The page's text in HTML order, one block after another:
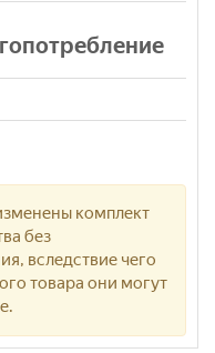
комплект
без
вследствие чего
товара они могут